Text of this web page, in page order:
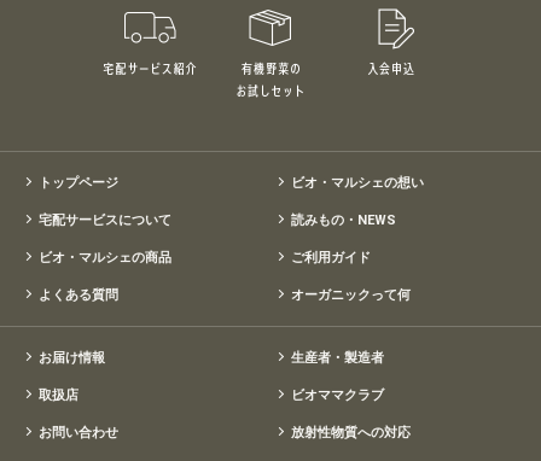
宅配サービス紹介 有機野菜のお試しセット
トップページ ビオ・マルシェの想い
宅配サービスについて 読みもの・NEWS
ビオ・マルシェの商品 ご利用ガイド
よくある質問 オーガニックって何
お届け情報 生産者・製造者
取扱店 ビオママクラブ
お問い合わせ 放射性物質への対応